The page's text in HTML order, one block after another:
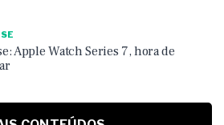
Apple Watch Series 7, hora de